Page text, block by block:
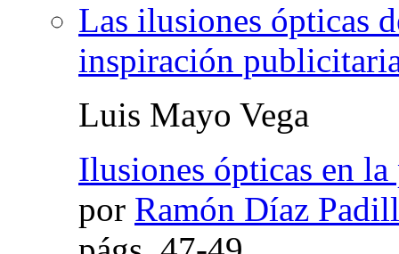
Las ilusiones ópticas
inspiración
Luis Mayo Vega
Ilusiones ópticas en
por Ramón Díaz